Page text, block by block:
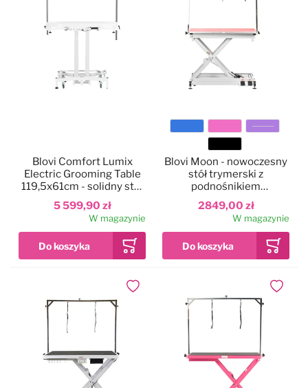
5 599,90 zł
Blovi Comfort Lumix
Electric Grooming Table
119,5x61cm - solidny stół
groomerski z
podświetlanym blatem,
podnośnikiem
elektrycznym i 2
wysięgnikami
W magazynie
2849,00 zł
Blovi Moon - nowoczesny
stół trymerski z
podnośnikiem
elektrycznym, blat
110x60cm
W magazynie
Dodaj do ulubionych Dodaj